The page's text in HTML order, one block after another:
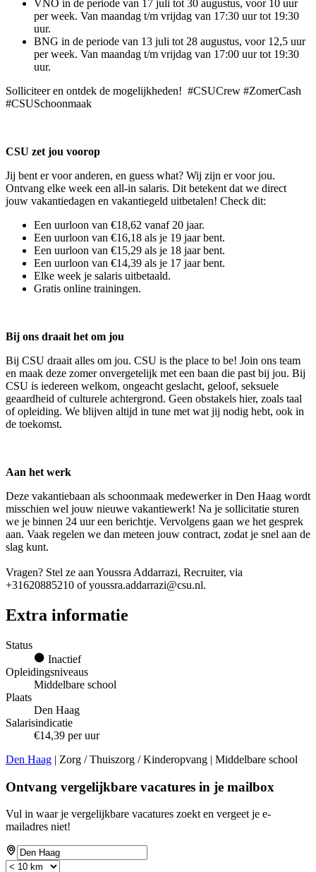
VNO in de periode van 17 juli tot 30 augustus, voor 10 uur
per week. Van maandag t/m vrijdag van 17:30 uur tot 19:30
uur.
BNG in de periode van 13 juli tot 28 augustus, voor 12,5 uur
per week. Van maandag t/m vrijdag van 17:00 uur tot 19:30
uur.
Solliciteer en ontdek de mogelijkheden! #CSUCrew #ZomerCash
#CSUSchoonmaak
CSU zet jou voorop
Jij bent er voor anderen, en guess what? Wij zijn er voor jou.
Ontvang elke week een all-in salaris. Dit betekent dat we direct
jouw vakantiedagen en vakantiegeld uitbetalen! Check dit:
Een uurloon van €18,62 vanaf 20 jaar.
Een uurloon van €16,18 als je 19 jaar bent.
Een uurloon van €15,29 als je 18 jaar bent.
Een uurloon van €14,39 als je 17 jaar bent.
Elke week je salaris uitbetaald.
Gratis online trainingen.
Bij ons draait het om jou
Bij CSU draait alles om jou. CSU is the place to be! Join ons team
en maak deze zomer onvergetelijk met een baan die past bij jou. Bij
CSU is iedereen welkom, ongeacht geslacht, geloof, seksuele
geaardheid of culturele achtergrond. Geen obstakels hier, zoals taal
of opleiding. We blijven altijd in tune met wat jij nodig hebt, ook in
de toekomst.
Aan het werk
Deze vakantiebaan als schoonmaak medewerker in Den Haag wordt
misschien wel jouw nieuwe vakantiewerk! Na je sollicitatie sturen
we je binnen 24 uur een berichtje. Vervolgens gaan we het gesprek
aan. Vaak regelen we dan meteen jouw contract, zodat je snel aan de
slag kunt.
Vragen? Stel ze aan Youssra Addarrazi, Recruiter, via
+31620885210 of youssra.addarrazi@csu.nl.
Extra informatie
Status
Inactief
Opleidingsniveaus
Middelbare school
Plaats
Den Haag
Salarisindicatie
€14,39 per uur
Den Haag | Zorg / Thuiszorg / Kinderopvang | Middelbare school
Ontvang vergelijkbare vacatures in je mailbox
Vul in waar je vergelijkbare vacatures zoekt en vergeet je e-
mailadres niet!